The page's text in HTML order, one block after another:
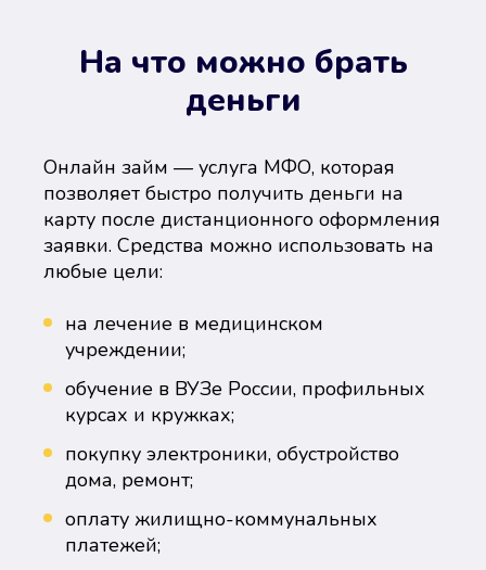
На что можно брать
деньги
Онлайн займ — услуга МФО, которая
позволяет быстро получить деньги на
карту после дистанционного оформления
заявки. Средства можно использовать на
любые цели:
на лечение в медицинском
учреждении;
обучение в ВУЗе России, профильных
курсах и кружках;
покупку электроники, обустройство
дома, ремонт;
оплату жилищно-коммунальных
платежей;